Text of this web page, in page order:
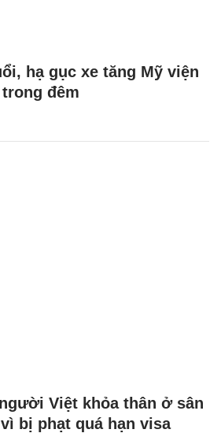
hạ gục xe tăng Mỹ viện
đêm
Việt khỏa thân ở sân
bị phạt quá hạn visa